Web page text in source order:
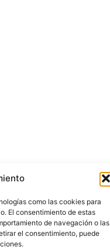
como las cookies para
El consentimiento de estas
de navegación o las
el consentimiento, puede